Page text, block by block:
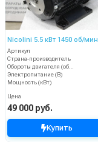
Nicolini 5.5 кВт 1450 об/мин
Артикул
Страна-производитель
Обороты двигателя (об/мин)
Электропитание (В)
Мощность (кВт)
Цена
49 000 руб.
Купить